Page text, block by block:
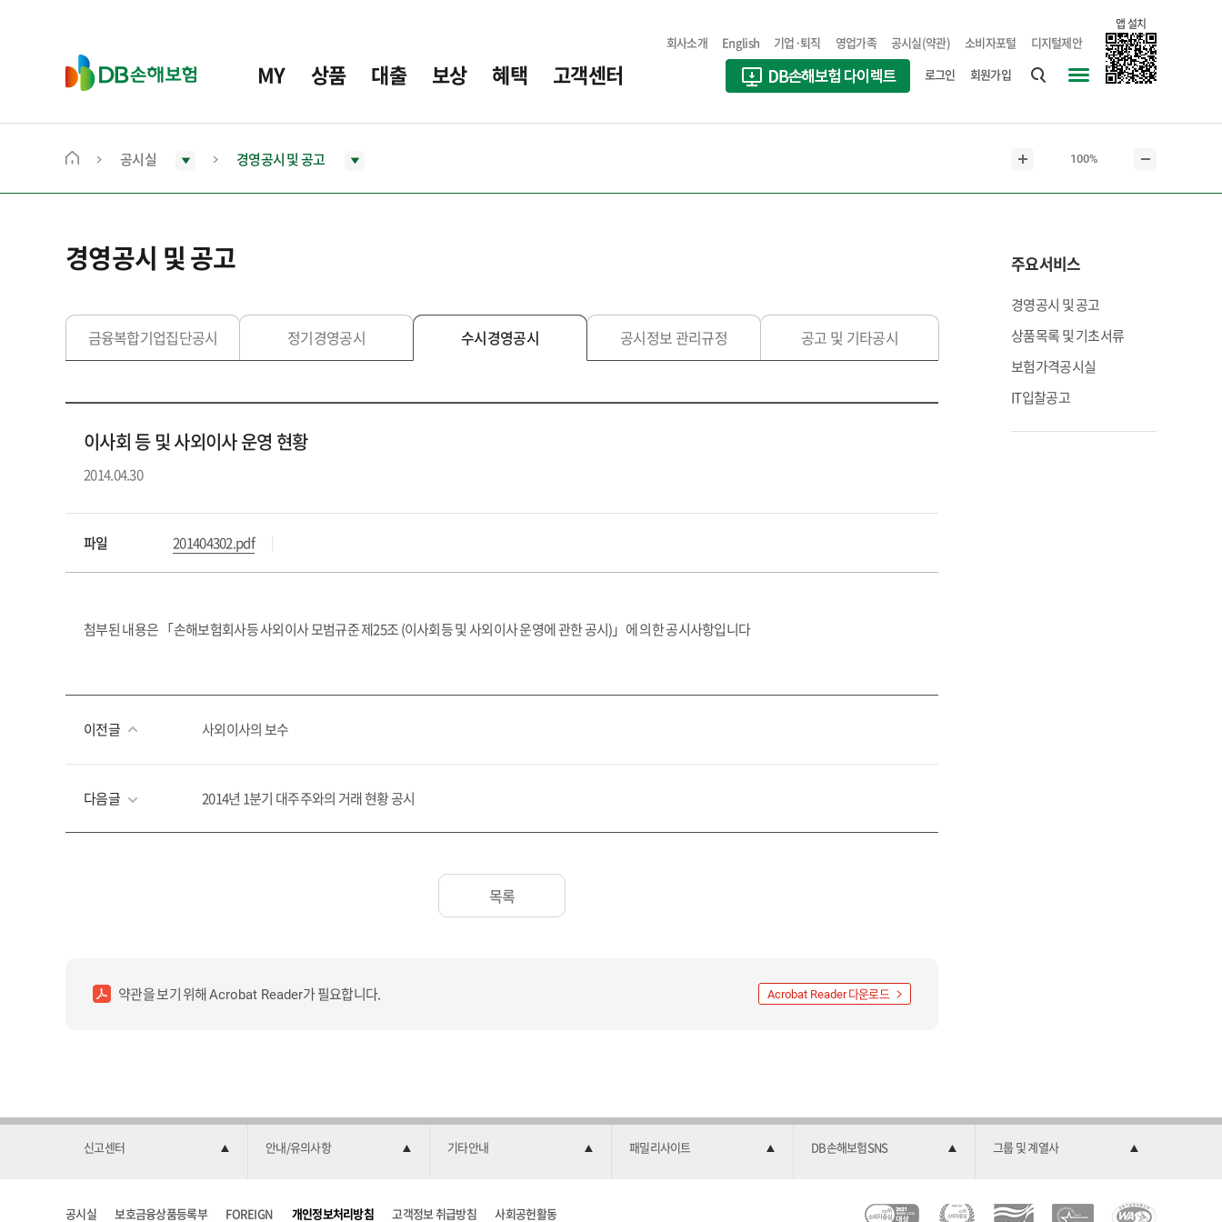
D
B
보
MY 상품 대출 보상 혜택 고객센터
회사소개 English 기업·퇴직 영업가족 공시실(약관) 소비자포털 디지털제안
앱 설치
로그인
회원가입
맵
메
으
로
동
공시실 경영공시 및 공고
본
문
현
기
100%
문
경영공시 및 공고
금융복합기업집단공시 정기경영공시 수시경영공시 공시정보 관리규정 공고 및 기타공시
이사회 등 및 사외이사 운영 현황
2014.04.30
파일 201404302.pdf
첨부된 내용은 「손해보험회사등 사외이사 모범규준 제25조 (이사회등 및 사외이사 운영에 관한 공시)」에 의한 공시사항입니다
이전글 사외이사의 보수
다음글 2014년 1분기 대주주와의 거래 현황 공시
목록
약관을 보기 위해Acrobat Reader가 필요합니다. Acrobat Reader다운로드
주요서비스
경영공시 및 공고
상품목록 및 기초서류
보험가격공시실
IT입찰공고
신고센터 안내/유의사항 기타안내 패밀리사이트 DB손해보험SNS 그룹 및 계열사
공시실 보호금융상품등록부 FOREIGN 개인정보처리방침 고객정보 취급방침 사회공헌활동 C 소 2 한 과